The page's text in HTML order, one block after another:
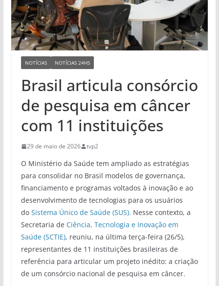
NOTÍCIAS NOTÍCIAS 24HS
Brasil articula consórcio
de pesquisa em câncer
com 11 instituições
29 de maio de 2026 tvp2
O Ministério da Saúde tem ampliado as estratégias
para consolidar no Brasil modelos de governança,
financiamento e programas voltados à inovação e ao
desenvolvimento de tecnologias para os usuários
do Sistema Único de Saúde (SUS). Nesse contexto, a
Secretaria de Ciência, Tecnologia e Inovação em
Saúde (SCTIE), reuniu, na última terça-feira (26/5),
representantes de 11 instituições brasileiras de
referência para articular um projeto inédito: a criação
de um consórcio nacional de pesquisa em câncer.